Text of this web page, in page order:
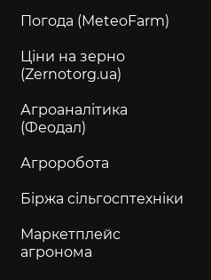
Погода (MeteoFarm)
Ціни на зерно
(Zernotorg.ua)
Агроаналітика
(Феодал)
Агроробота
Біржа сільгосптехніки
Маркетплейс
агронома